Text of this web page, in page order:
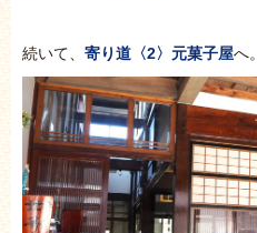
続いて、 寄り道〈2〉 元菓子屋へ。